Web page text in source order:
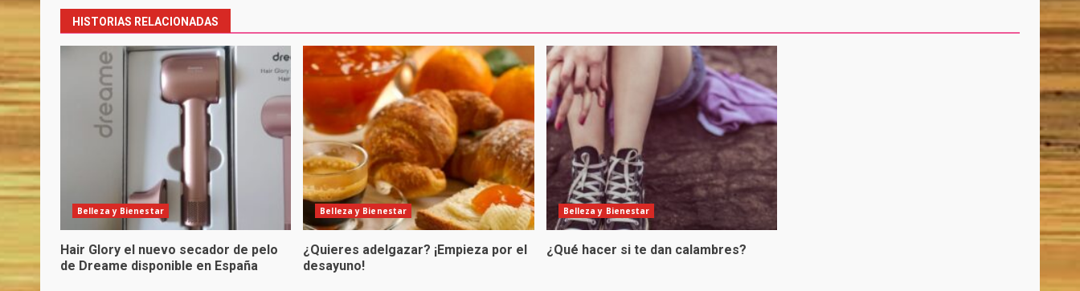
navigation
HISTORIAS RELACIONADAS
Belleza y Bienestar
Hair Glory el nuevo secador de pelo
de Dreame disponible en España
Belleza y Bienestar
¿Quieres adelgazar? ¡Empieza por el
desayuno!
Belleza y Bienestar
¿Qué hacer si te dan calambres?